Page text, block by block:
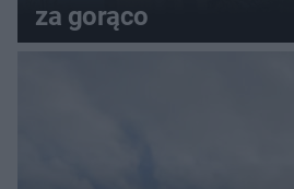
za gorąco